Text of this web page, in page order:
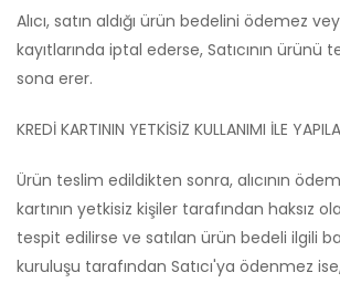
Alıcı, satın aldığı ürün bedelini ödemez
kayıtlarında iptal ederse, Satıcının
sona erer.
KREDİ KARTININ YETKİSİZ KULLANIMI İLE
Ürün teslim edildikten sonra, alıcının
kartının yetkisiz kişiler tarafından haksız
tespit edilirse ve satılan ürün bedeli ilgili
kuruluşu tarafından Satıcı'ya ödenmez